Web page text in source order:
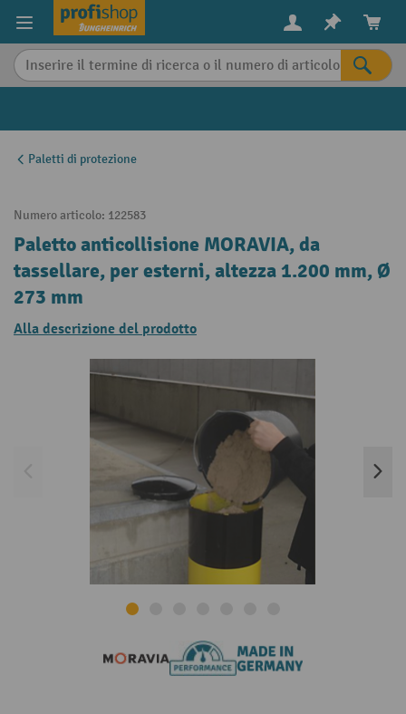
content
Paletti di protezione
Numero articolo: 122583
Paletto anticollisione MORAVIA, da
tassellare, per esterni, altezza 1.200 mm, Ø
273 mm
Alla descrizione del prodotto